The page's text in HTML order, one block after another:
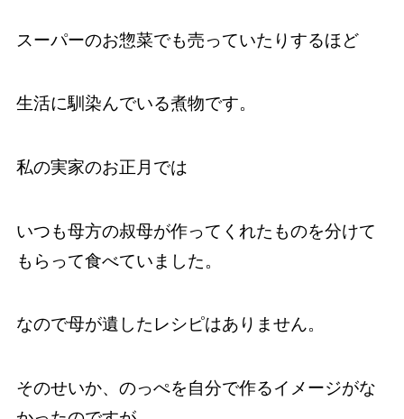
スーパーのお惣菜でも売っていたりするほど
生活に馴染んでいる煮物です。
私の実家のお正月では
いつも母方の叔母が作ってくれたものを分けて
もらって食べていました。
なので母が遺したレシピはありません。
そのせいか、のっぺを自分で作るイメージがな